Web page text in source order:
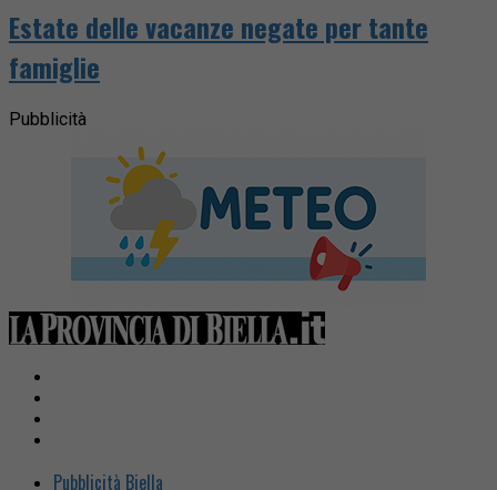
Estate delle vacanze negate per tante
famiglie
Pubblicità
Pubblicità Biella